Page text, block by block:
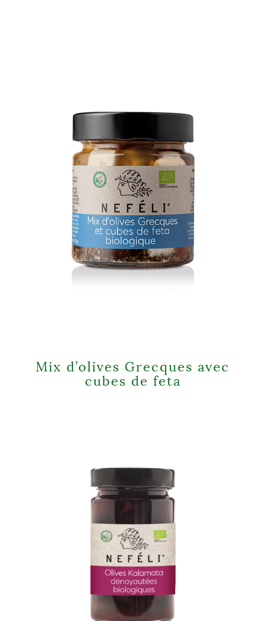
Mix d’olives Grecques avec
cubes de feta